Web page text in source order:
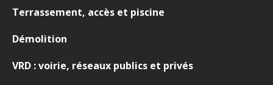
Terrassement, accès et piscine
Démolition
VRD : voirie, réseaux publics et privés